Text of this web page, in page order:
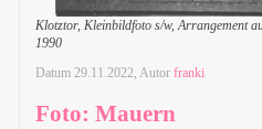
Klotztor, Kleinbildfoto s/w, Arrangement
1990
Datum 29.11.2022 , Autor franki
Foto: Mauern